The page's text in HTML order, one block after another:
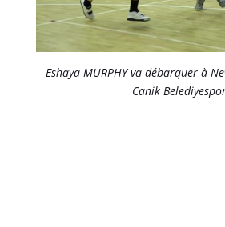
Eshaya MURPHY va débarquer à
Canik